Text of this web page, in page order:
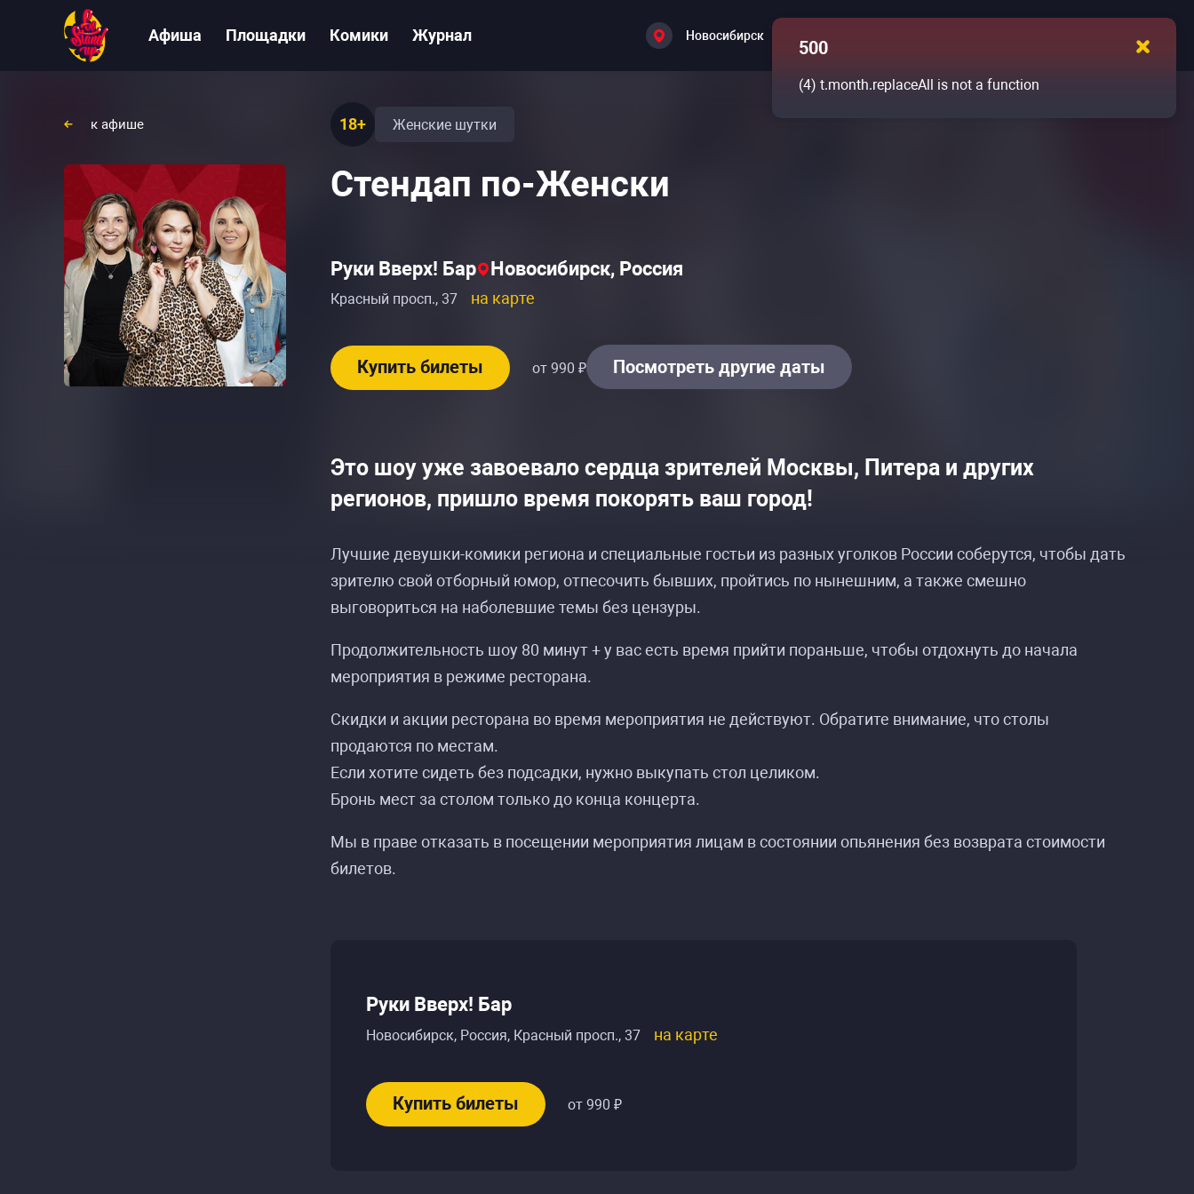
Афиша Площадки Комики Журнал Новосибирск
к афише 18+ Женские шутки
Стендап по-Женски
Руки Вверх! Бар Новосибирск, Россия
Красный просп., 37 на карте
Купить билеты от 990 ₽ Посмотреть другие даты
Это шоу уже завоевало сердца зрителей Москвы, Питера и других
регионов, пришло время покорять ваш город!
Лучшие девушки-комики региона и специальные гостьи из разных уголков России соберутся, чтобы дать
зрителю свой отборный юмор, отпесочить бывших, пройтись по нынешним, а также смешно
выговориться на наболевшие темы без цензуры.
Продолжительность шоу 80 минут + у вас есть время прийти пораньше, чтобы отдохнуть до начала
мероприятия в режиме ресторана.
Скидки и акции ресторана во время мероприятия не действуют. Обратите внимание, что столы
продаются по местам.
Если хотите сидеть без подсадки, нужно выкупать стол целиком.
Бронь мест за столом только до конца концерта.
Мы в праве отказать в посещении мероприятия лицам в состоянии опьянения без возврата стоимости
билетов.
Руки Вверх! Бар
Новосибирск, Россия, Красный просп., 37 на карте
Купить билеты от 990 ₽
500
(4) t.month.replaceAll is not a function
Расписание событий «Стендап по-Женски в Новосибирске»
Расписание событий «Стендап по-Женски в Новосибирске»